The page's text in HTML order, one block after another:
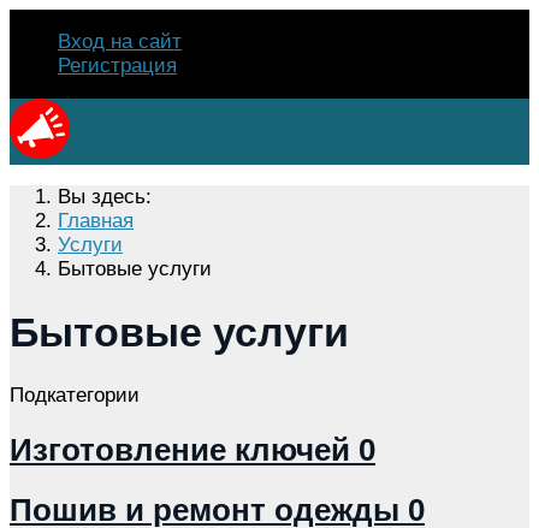
Вход на сайт
Регистрация
Вы здесь:
Главная
Услуги
Бытовые услуги
Бытовые услуги
Подкатегории
Изготовление ключей 0
Пошив и ремонт одежды 0